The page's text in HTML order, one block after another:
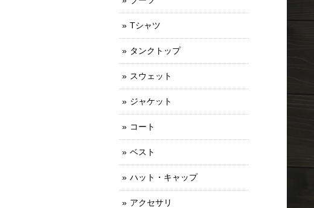
Tシャツ
タンクトップ
スウェット
ジャケット
コート
ベスト
ハット・キャップ
アクセサリ